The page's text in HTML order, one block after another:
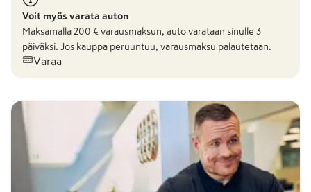
Voit myös varata auton
Maksamalla 200 € varausmaksun, auto varataan sinulle 3
päiväksi. Jos kauppa peruuntuu, varausmaksu palautetaan.
Varaa